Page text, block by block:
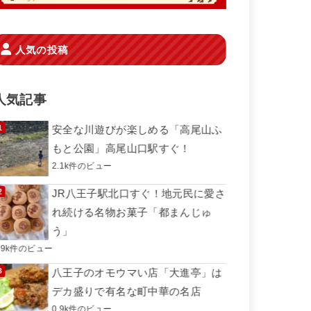
人気の投稿
気記事
安全な川遊びが楽しめる「高尾山ふ
もと公園」高尾山口駅すぐ！
2.1k件のビュー
JR八王子駅北口すぐ！地元民に愛さ
れ続ける名物お菓子「都まんじゅ
う」
件のビュー
八王子のオモウマい店「大進亭」は
デカ盛りで有名な町中華の名店
0.9k件のビュー